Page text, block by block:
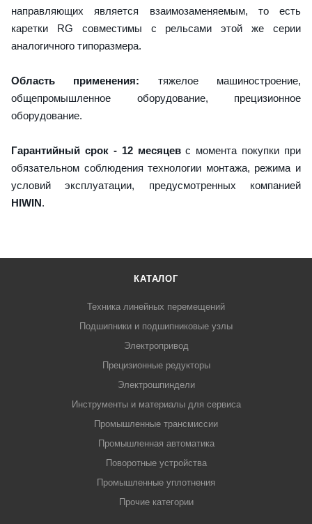
направляющих является взаимозаменяемым, то есть
каретки RG совместимы с рельсами этой же серии
аналогичного типоразмера.
Область применения: тяжелое машиностроение,
общепромышленное оборудование, прецизионное
оборудование.
Гарантийный срок - 12 месяцевс момента покупки при
обязательном соблюдения технологии монтажа, режима и
условий эксплуатации, предусмотренных компанией
HIWIN.
КАТАЛОГ
Техника линейных перемещений
Подшипники и подшипниковые узлы
Электропривод
Прецизионные редукторы
Электрошпиндели
Инструменты и материалы для сервиса
Промышленные трансмиссии
Промышленная автоматика
Поворотные устройства
Промышленные уплотнения
Прочие категории